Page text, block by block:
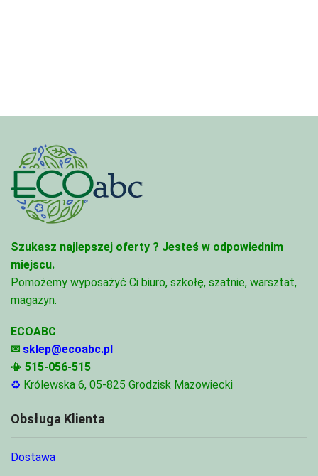
Szukasz najlepszej oferty ? Jesteś w odpowiednim
miejscu.
Pomożemy wyposażyć Ci biuro, szkołę, szatnie, warsztat,
magazyn.
ECOABC
✉ sklep@ecoabc.pl
📳 515-056-515
♻ Królewska 6, 05-825 Grodzisk Mazowiecki
Obsługa Klienta
Dostawa